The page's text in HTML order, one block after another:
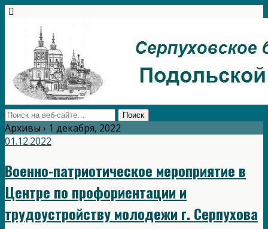
Архивы › 1 декабря, 2022
01.12.2022
Военно-патриотическое мероприятие в
Центре по профориентации и
трудоустройству молодежи г. Серпухова